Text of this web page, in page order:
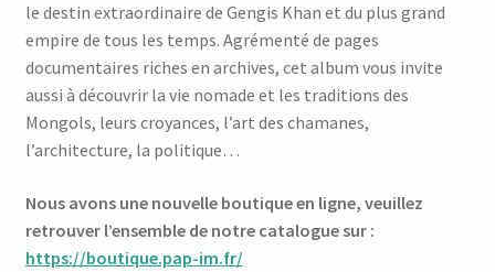
le destin extraordinaire de Gengis Khan et du plus grand
empire de tous les temps. Agrémenté de pages
documentaires riches en archives, cet album vous invite
aussi à découvrir la vie nomade et les traditions des
Mongols, leurs croyances, l’art des chamanes,
l’architecture, la politique…
Nous avons une nouvelle boutique en ligne, veuillez
retrouver l’ensemble de notre catalogue sur :
https://boutique.pap-im.fr/